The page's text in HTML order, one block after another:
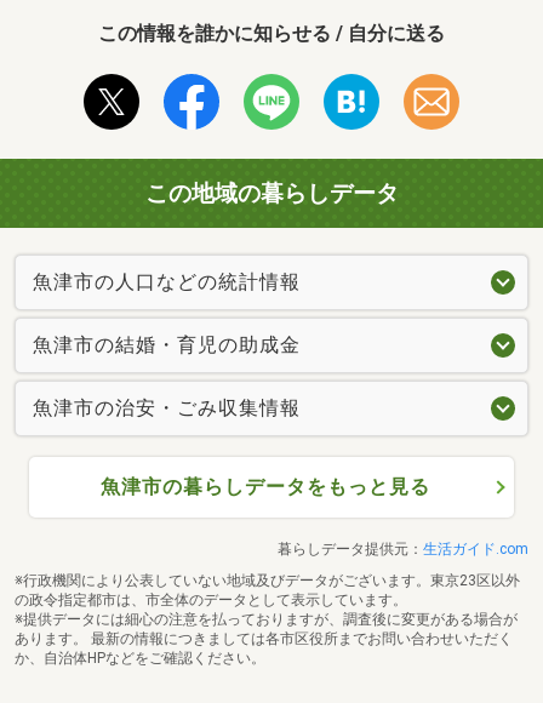
この情報を誰かに知らせる / 自分に送る
この地域の暮らしデータ
魚津市の人口などの統計情報
魚津市の結婚・育児の助成金
魚津市の治安・ごみ収集情報
魚津市の暮らしデータをもっと見る
暮らしデータ提供元： 生活ガイド.com
※行政機関により公表していない地域及びデータがございます。東京23区以外
の政令指定都市は、市全体のデータとして表示しています。
※提供データには細心の注意を払っておりますが、調査後に変更がある場合が
あります。 最新の情報につきましては各市区役所までお問い合わせいただく
か、自治体HPなどをご確認ください。